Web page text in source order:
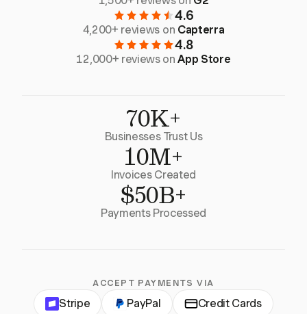
4.6
4,200+ reviews on Capterra
4.8
12,000+ reviews onApp Store
70K+
Businesses Trust Us
10M+
Invoices Created
$50B+
Payments Processed
ACCEPT PAYMENTS VIA
Stripe PayPal Credit Cards